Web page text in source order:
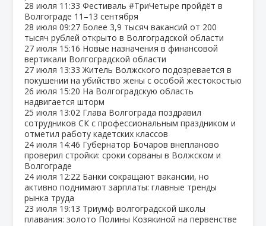
28 июля 11:33 Фестиваль #ТриЧетыре пройдёт в
Волгограде 11–13 сентября
28 июля 09:27 Более 3,9 тысяч вакансий от 200
тысяч рублей открыто в Волгоградской области
27 июля 15:16 Новые назначения в финансовой
вертикали Волгоградской области
27 июля 13:33 Житель Волжского подозревается в
покушении на убийство жены с особой жестокостью
26 июля 15:20 На Волгоградскую область
надвигается шторм
25 июля 13:02 Глава Волгограда поздравил
сотрудников СК с профессиональным праздником и
отметил работу кадетских классов
24 июля 14:46 Губернатор Бочаров внепланово
проверил стройки: сроки сорваны в Волжском и
Волгограде
24 июля 12:22 Банки сокращают вакансии, но
активно поднимают зарплаты: главные тренды
рынка труда
23 июля 19:13 Триумф волгоградской школы
плавания: золото Полины Козякиной на первенстве